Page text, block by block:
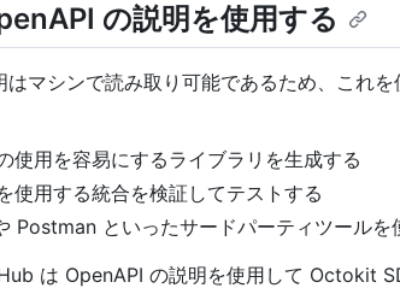
の説明を使用する
はマシンで読み取り可能であるため、これ
使用を容易にするライブラリを生成する
使用する統合を検証してテストする
Postman といったサードパーティツールを
は OpenAPI の説明を使用して Octokit